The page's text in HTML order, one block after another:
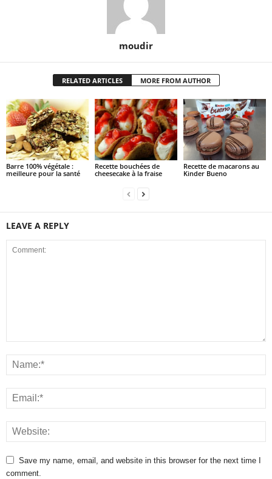
moudir
RELATED ARTICLES MORE FROM AUTHOR
Barre 100% végétale :
meilleure pour la santé
Recette bouchées de
cheesecake à la fraise
Recette de macarons au
Kinder Bueno
LEAVE A REPLY
Save my name, email, and website in this browser for the next time I
comment.